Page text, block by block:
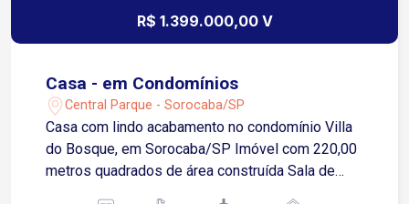
R$ 1.399.000,00 V
Casa - em Condomínios
Central Parque - Sorocaba/SP
Casa com lindo acabamento no condomínio Villa
do Bosque, em Sorocaba/SP Imóvel com 220,00
metros quadrados de área construída Sala de